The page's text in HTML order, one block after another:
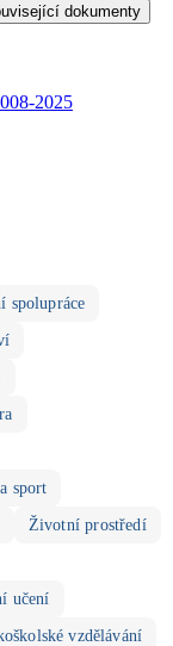
dokumenty
2025
spolupráce
sport
Životní prostředí
učení
vzdělávání